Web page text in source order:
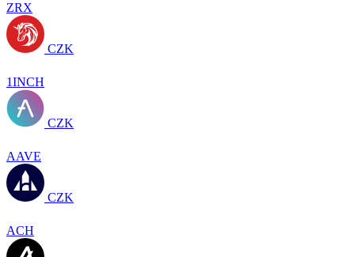
ZRX
CZK
1INCH
CZK
AAVE
CZK
ACH